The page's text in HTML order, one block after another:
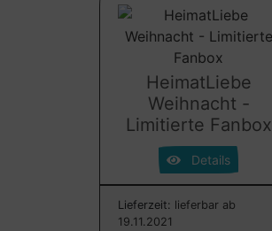
HeimatLiebe
Weihnacht -
Limitierte Fanbox
Details
Lieferzeit: lieferbar ab
19.11.2021